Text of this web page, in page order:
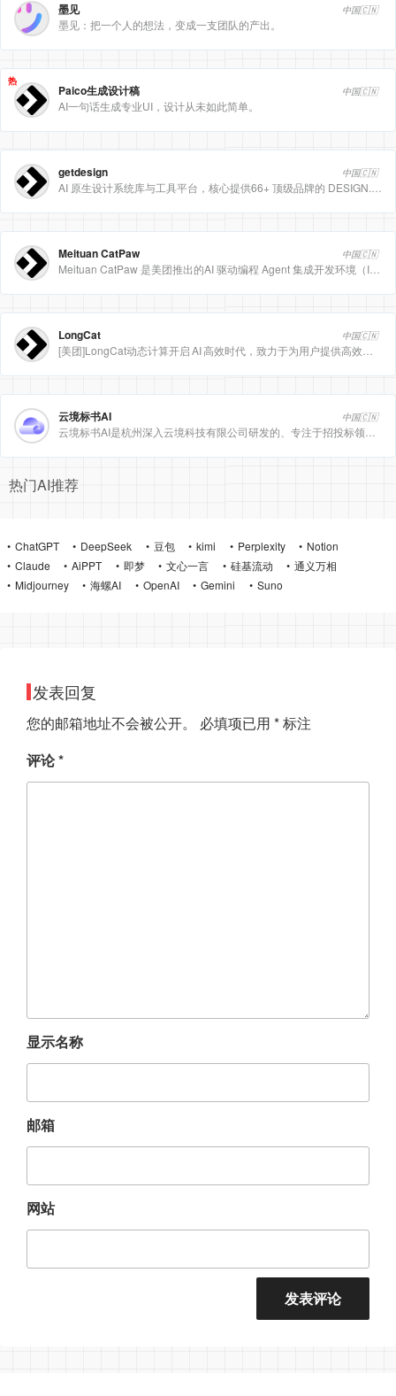
墨见 中国🇨🇳
墨见：把一个人的想法，变成一支团队的产出。
热
Paico生成设计稿 中国🇨🇳
AI一句话生成专业UI，设计从未如此简单。
getdesign 中国🇨🇳
AI 原生设计系统库与工具平台，核心提供66+ 顶级品牌的 DESIGN.md 设计规范文件
Meituan CatPaw 中国🇨🇳
Meituan CatPaw 是美团推出的AI 驱动编程 Agent 集成开发环境（IDE），定位为智能编程助手
LongCat 中国🇨🇳
[美团]LongCat动态计算开启 AI 高效时代，致力于为用户提供高效、精准、多模态的人工智能服务。
云境标书AI 中国🇨🇳
云境标书AI是杭州深入云境科技有限公司研发的、专注于招投标领域的垂直人工智能平台。该平台深度集成自然
热门AI推荐
ChatGPT DeepSeek 豆包 kimi Perplexity
Notion
Claude
AiPPT 即梦 文心一言 硅基流动
通义万相
Midjourney
海螺AI OpenAI Gemini Suno
发表回复
您的邮箱地址不会被公开。 必填项已用 *标注
评论*
显示名称
邮箱
网站